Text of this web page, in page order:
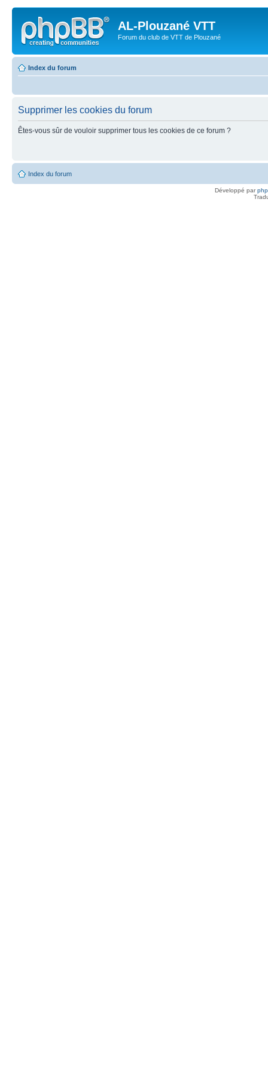
AL-Plouzané VTT
Forum du club de VTT de Plouzané
Index du forum
Supprimer les cookies du forum
Êtes-vous sûr de vouloir supprimer tous les cookies de ce forum ?
Index du forum
Développé par